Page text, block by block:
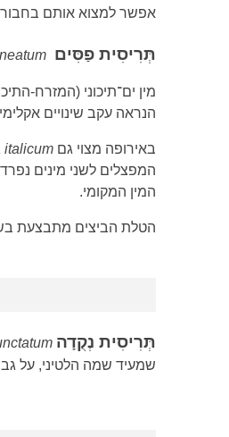
אפשר למצוא אותם
תְּרִיסִית פַסִּים
הנראה עקב שינויים
באירופה מצוי גם italicum
המפצלים לשני מינים
המין המקומי.
הטלת הביצים מתבצעת בשורה או צביר קטן
תְּרִיסִית נְקֻדָה
שמעיד שמה הלטיני, על גב